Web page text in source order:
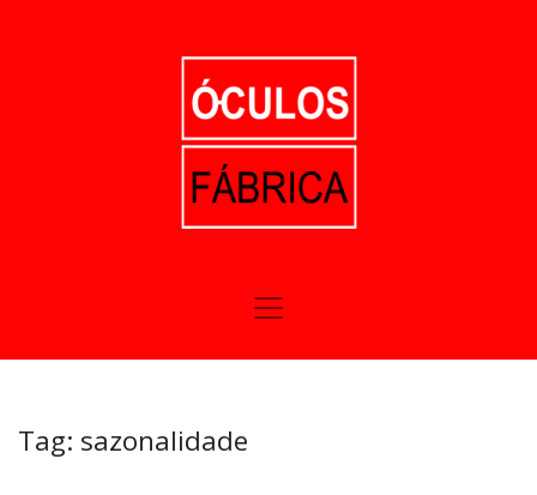
Tag: sazonalidade